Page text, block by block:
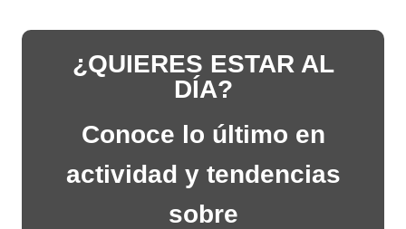
¿QUIERES ESTAR AL
DÍA?
Conoce lo último en
actividad y tendencias
sobre